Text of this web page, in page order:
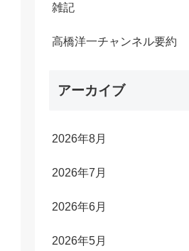
雑記
高橋洋一チャンネル要約
アーカイブ
2026年8月
2026年7月
2026年6月
2026年5月